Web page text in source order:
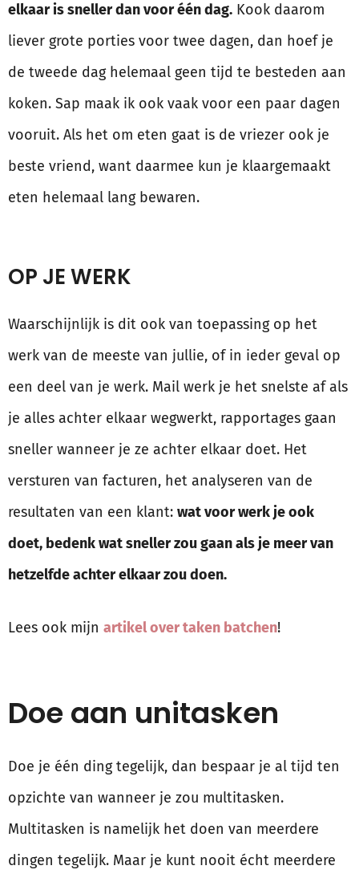
elkaar is sneller dan voor één dag. Kook daarom
liever grote porties voor twee dagen, dan hoef je
de tweede dag helemaal geen tijd te besteden aan
koken. Sap maak ik ook vaak voor een paar dagen
vooruit. Als het om eten gaat is de vriezer ook je
beste vriend, want daarmee kun je klaargemaakt
eten helemaal lang bewaren.
OP JE WERK
Waarschijnlijk is dit ook van toepassing op het
werk van de meeste van jullie, of in ieder geval op
een deel van je werk. Mail werk je het snelste af als
je alles achter elkaar wegwerkt, rapportages gaan
sneller wanneer je ze achter elkaar doet. Het
versturen van facturen, het analyseren van de
resultaten van een klant: wat voor werk je ook
doet, bedenk wat sneller zou gaan als je meer van
hetzelfde achter elkaar zou doen.
Lees ook mijn artikel over taken batchen!
Doe aan unitasken
Doe je één ding tegelijk, dan bespaar je al tijd ten
opzichte van wanneer je zou multitasken.
Multitasken is namelijk het doen van meerdere
dingen tegelijk. Maar je kunt nooit écht meerdere